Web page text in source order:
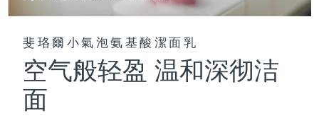
斐珞爾小氣泡氨基酸潔面乳
空气般轻盈 温和深彻洁
面